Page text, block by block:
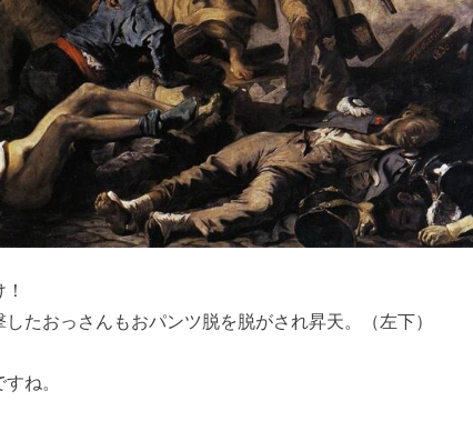
たおっさんもおパンツ脱を脱がされ昇天。（左下）
ね。